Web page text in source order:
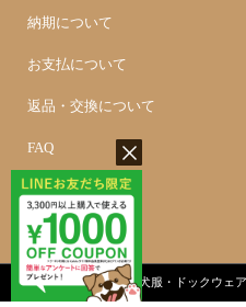
納期について
お支払について
返品・交換について
FAQ
copyright (c)犬服・ドックウェ